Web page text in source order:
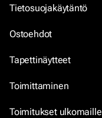
Tietosuojakäytäntö
Ostoehdot
Tapettinäytteet
Toimittaminen
Toimitukset ulkomaille